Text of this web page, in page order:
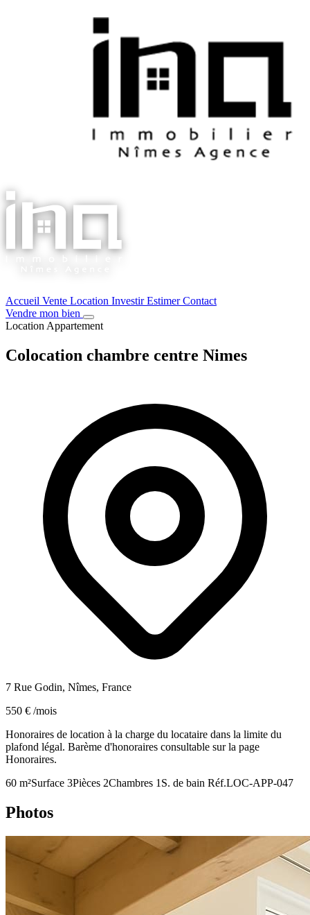
Accueil Vente Location InvestirEstimerContact
Vendre mon bien
Location Appartement
Colocation chambre centre Nimes
7 Rue Godin, Nîmes, France
550 € /mois
Honoraires de location à la charge du locataire dans la limite du
plafond légal. Barème d'honoraires consultable sur la page
Honoraires.
60 m²Surface 3Pièces 2Chambres 1 S. de bain Réf.LOC-APP-047
Photos